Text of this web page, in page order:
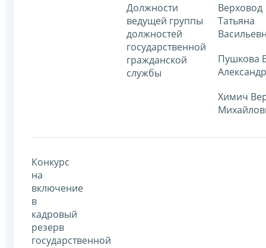
Должности
ведущей группы
должностей
государственной
гражданской
службы
Верховод
Татьяна
Пушкова
Химич
Конкурс
на
включение
в
кадровый
резерв
государственной